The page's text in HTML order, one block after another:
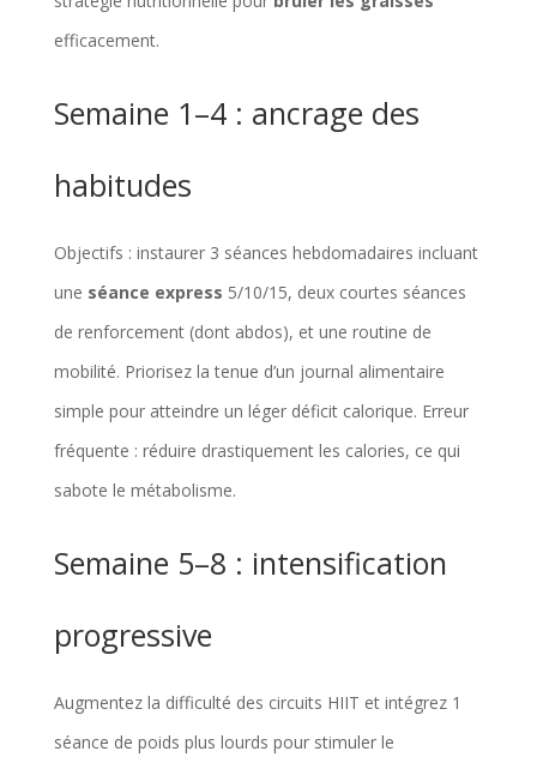
efficacement.
Semaine 1–4 : ancrage des
habitudes
Objectifs : instaurer 3 séances hebdomadaires incluant
une séance express 5/10/15, deux courtes séances
de renforcement (dont abdos), et une routine de
mobilité. Priorisez la tenue d’un journal alimentaire
simple pour atteindre un léger déficit calorique. Erreur
fréquente : réduire drastiquement les calories, ce qui
sabote le métabolisme.
Semaine 5–8 : intensification
progressive
Augmentez la difficulté des circuits HIIT et intégrez 1
séance de poids plus lourds pour stimuler le